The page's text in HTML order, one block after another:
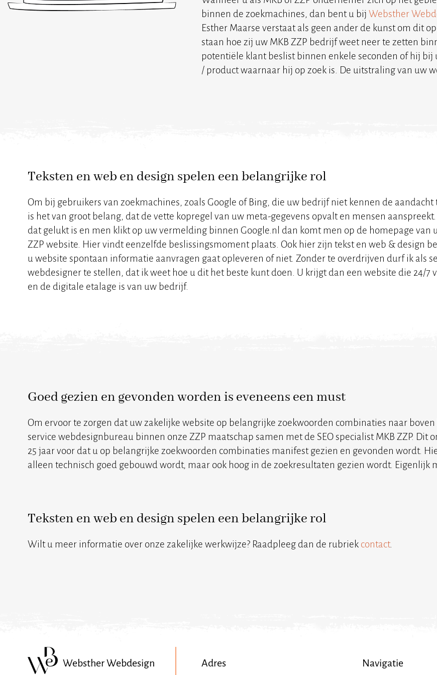
binnen de zoekmachines, dan bent u bij Websther
Esther Maarse verstaat als geen ander de kunst om dit
staan hoe zij uw MKB ZZP bedrijf weet neer te zetten
potentiële klant beslist binnen enkele seconden of hij
/ product waarnaar hij op zoek is. De uitstraling van uw
Teksten en web en design spelen een belangrijke rol
Om bij gebruikers van zoekmachines, zoals Google of Bing, die uw bedrijf niet kennen de aandacht
is het van groot belang, dat de vette kopregel van uw meta-gegevens opvalt en mensen
dat gelukt is en men klikt op uw vermelding binnen Google.nl dan komt men op de homepage van
ZZP website. Hier vindt eenzelfde beslissingsmoment plaats. Ook hier zijn tekst en web & design
u website spontaan informatie aanvragen gaat opleveren of niet. Zonder te overdrijven durf ik als
webdesigner te stellen, dat ik weet hoe u dit het beste kunt doen. U krijgt dan een website die 24/7
en de digitale etalage is van uw bedrijf.
Goed gezien en gevonden worden is eveneens een must
Om ervoor te zorgen dat uw zakelijke website op belangrijke zoekwoorden combinaties naar
service webdesignbureau binnen onze ZZP maatschap samen met de SEO specialist MKB ZZP.
25 jaar voor dat u op belangrijke zoekwoorden combinaties manifest gezien en gevonden wordt.
alleen technisch goed gebouwd wordt, maar ook hoog in de zoekresultaten gezien wordt. Eigenlijk
Teksten enweb en design spelen een belangrijke rol
Wilt u meer informatie over onze zakelijke werkwijze? Raadpleeg dan de rubriek contact.
Websther Webdesign Adres Navigatie